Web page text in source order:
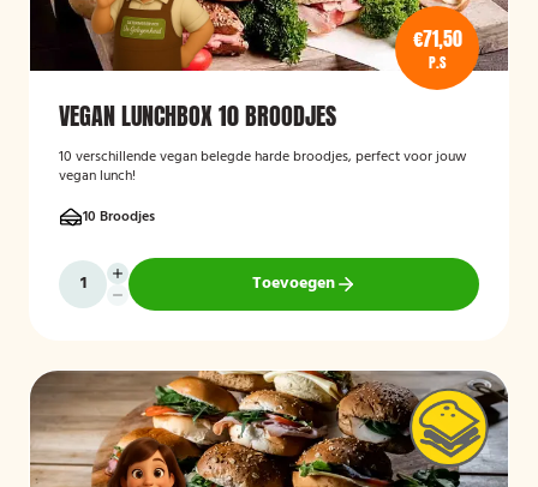
€71,50
P.S
VEGAN LUNCHBOX 10 BROODJES
10 verschillende vegan belegde harde broodjes, perfect voor jouw
vegan lunch!
10 Broodjes
Toevoegen